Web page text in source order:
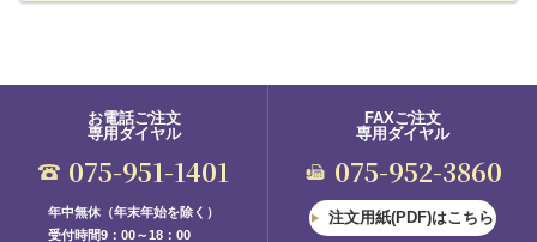
お電話ご注文
専用ダイヤル
075-951-1401
年中無休（年末年始を除く）
受付時間9：00～18：00
FAXご注文
専用ダイヤル
075-952-3860
注文用紙(PDF)はこちら